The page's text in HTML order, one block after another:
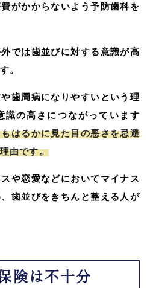
がかからないよう予防歯科を
では歯並びに対する意識が高
。
歯周病になりやすいという理
識の高さにつながっています
はるかに見た目の悪さを忌避
由です。
や恋愛などにおいてマイナス
歯並びをきちんと整える人が
険は不十分